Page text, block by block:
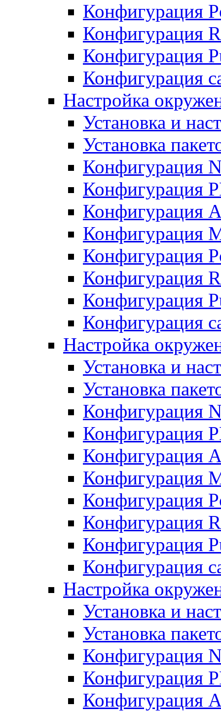
Конфигурация
Конфигурация
Конфигурация
Конфигурация
Настройка
Установка и
Установка
Конфигурация
Конфигурация
Конфигурация
Конфигурация
Конфигурация
Конфигурация
Конфигурация
Конфигурация
Настройка
Установка и
Установка
Конфигурация
Конфигурация
Конфигурация
Конфигурация
Конфигурация
Конфигурация
Конфигурация
Конфигурация
Настройка
Установка и
Установка
Конфигурация
Конфигурация
Конфигурация